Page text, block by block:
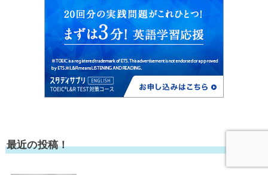
最近の投稿！